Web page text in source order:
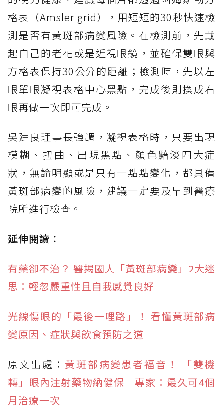
格表（Amsler grid），用短短的30秒快速檢
測是否有黃斑部病變風險。在檢測前，先戴
起自己的老花或是近視眼鏡，並確保雙眼與
方格表保持30公分的距離；檢測時，先以左
眼單眼凝視表格中心黑點，完成後則換成右
眼再做一次即可完成。
吳建良理事長強調，凝視表格時，只要出現
模糊、扭曲、出現黑點、顏色黯淡四大症
狀，無論明顯或是只有一點點變化，都具備
黃斑部病變的風險，建議一定要及早到醫療
院所進行檢查。
延伸閱讀：
有藥卻不治？ 醫揭國人「黃斑部病變」2大迷
思：輕忽嚴重性且自我感覺良好
光線傷眼的「最後一哩路」！ 看懂黃斑部病
變原因、症狀與飲食預防之道
原文出處： 黃斑部病變患者福音！ 「雙機
轉」眼內注射藥物納健保 專家：最久可4個
月治療一次